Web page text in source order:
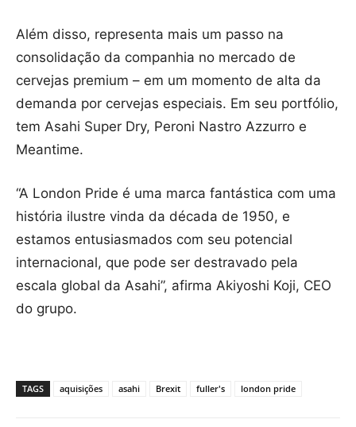
Além disso, representa mais um passo na
consolidação da companhia no mercado de
cervejas premium – em um momento de alta da
demanda por cervejas especiais. Em seu portfólio,
tem Asahi Super Dry, Peroni Nastro Azzurro e
Meantime.
“A London Pride é uma marca fantástica com uma
história ilustre vinda da década de 1950, e
estamos entusiasmados com seu potencial
internacional, que pode ser destravado pela
escala global da Asahi”, afirma Akiyoshi Koji, CEO
do grupo.
TAGS aquisições asahi Brexit fuller's london pride